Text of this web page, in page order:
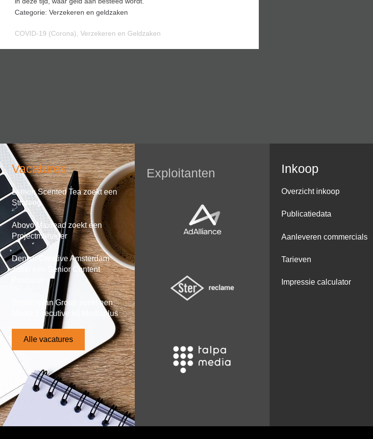
Categorie: Verzekeren en geldzaken
COVID-19 (Corona) Verzekeren en Geldzaken
Vacatures
Lemon Scented Tea zoekt een
Strateeg
Abovo Maxlead zoekt een
Projectmanager
Dentsu Creative Amsterdam
zoekt een Senior Content
Serviceplan Group zoekt een
Media Executive bij Mediaplus
Alle vacatures
Exploitanten Inkoop
Overzicht inkoop
Publicatiedata
Aanleveren commercials
Tarieven
Impressie calculator